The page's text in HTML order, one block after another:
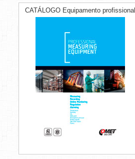
CATÁLOGO Equipamento profissional